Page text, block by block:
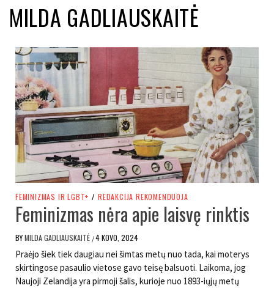
MILDA GADLIAUSKAITĖ
FEMINIZMAS IR LGBT+ / REDAKCIJA REKOMENDUOJA
Feminizmas nėra apie laisvę rinktis
BYMILDA GADLIAUSKAITĖ /4 KOVO, 2024
Praėjo šiek tiek daugiau nei šimtas metų nuo tada, kai moterys
skirtingose pasaulio vietose gavo teisę balsuoti. Laikoma, jog
Naujoji Zelandija yra pirmoji šalis, kurioje nuo 1893-iųjų metų